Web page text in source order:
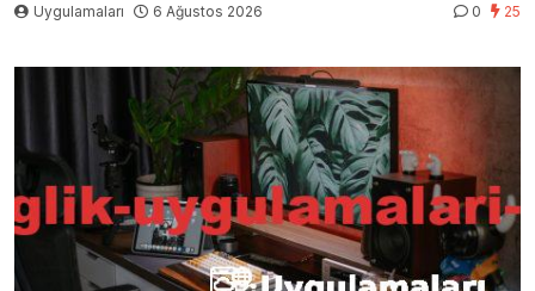
Uygulamaları 6 Ağustos 2026 0 25